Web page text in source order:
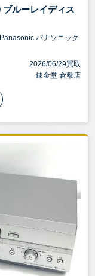
ルーレイディス
パナソニック
2026/06/29買取
錬金堂 倉敷店